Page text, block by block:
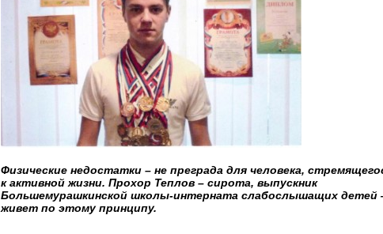
Физические недостатки – не преграда для человека,
к активной жизни. Прохор Теплов – сирота, выпускник
Большемурашкинской школы-интерната слабослышащих детей
живет по этому принципу.